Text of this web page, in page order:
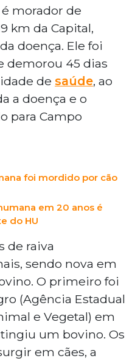
morador de
km da Capital,
doença. Ele foi
demorou 45 dias
de saúde, ao
a doença e o
para Campo
foi mordido por cão
em 20 anos é
do HU
de raiva
sendo nova em
O primeiro foi
(Agência Estadual
e Vegetal) em
um bovino. Os
em cães, a